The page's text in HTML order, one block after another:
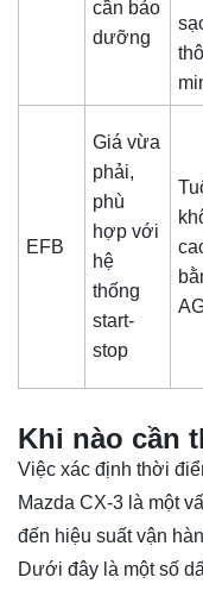
cần bảo
dưỡng
EFB
Giá vừa
phải,
phù
hợp với
hệ
thống
start-
stop
Khi nào cần
Việc xác định thời
Mazda CX-3 là một
đến hiệu suất vận
Dưới đây là một số